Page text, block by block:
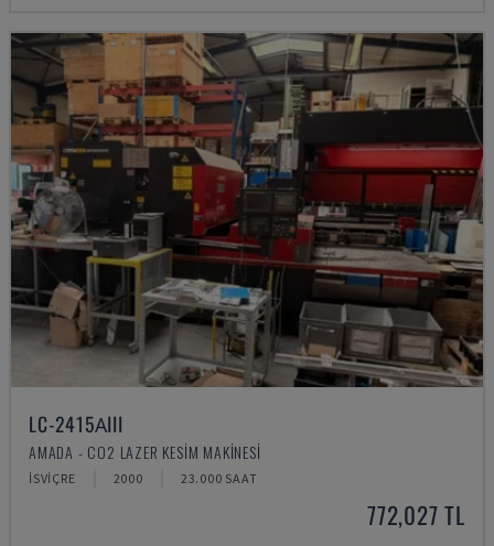
LC-2415ΑIII
AMADA - CO2 LAZER KESIM MAKINESI
İSVIÇRE 2000 23.000 SAAT
772,027 TL